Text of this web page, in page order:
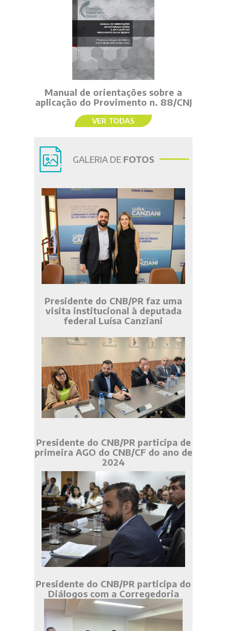
Manual de orientações sobre a
aplicação do Provimento n. 88/CNJ
VER TODAS
GALERIA DE FOTOS
Presidente do CNB/PR faz uma
visita institucional à deputada
federal Luísa Canziani
Presidente do CNB/PR participa de
primeira AGO do CNB/CF do ano de
2024
Presidente do CNB/PR participa do
Diálogos com a Corregedoria